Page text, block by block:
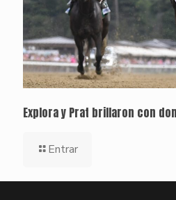
Explora y Prat brillaron con
Entrar